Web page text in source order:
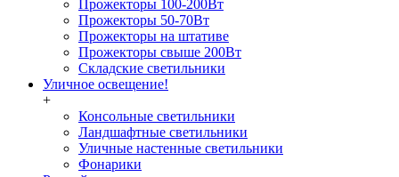
Прожекторы 100-200Вт
Прожекторы 50-70Вт
Прожекторы на штативе
Прожекторы свыше 200Вт
Складские светильники
Уличное освещение!
+
Консольные светильники
Ландшафтные светильники
Уличные настенные светильники
Фонарики